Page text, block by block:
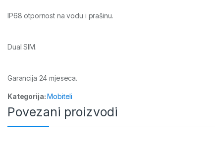
IP68 otpornost na vodu i prašinu.
Dual SIM.
Garancija 24 mjeseca.
Kategorija:Mobiteli
Povezani proizvodi